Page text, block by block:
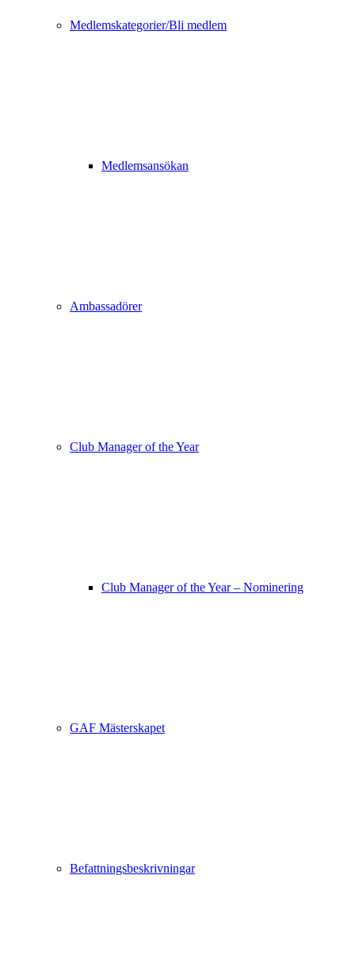
Medlemskategorier/Bli medlem
Medlemsansökan
Ambassadörer
Club Manager of the Year
Club Manager of the Year – Nominering
GAF Mästerskapet
Befattningsbeskrivningar